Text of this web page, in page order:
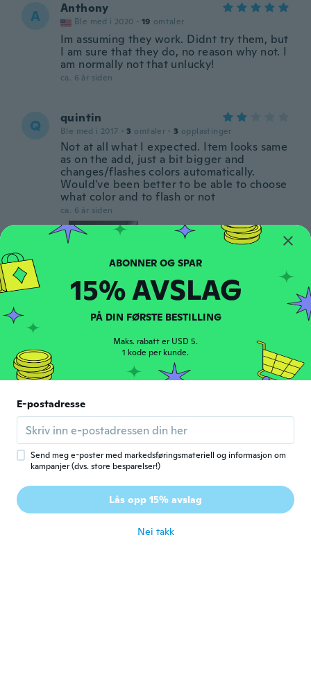
A Anthony
Ble med i 2020 · 19 omtaler
Im assuming they work. Didnt try them, but
I am sure that they do, no reason why not. I
am normally not that unlucky!
ca. 6 år siden
Q quintin
Ble med i 2017 · 3 omtaler · 3 opplastinger
Not at all what I expected. Item looks same
as on the add, just a bit bigger and
changes/flashes colors automatically.
Would've been better to be able to choose
what color and to flash or not
ca. 6 år siden
C
1 them don't work
J Jaroslav
Ble med i 2017 · 70 omtaler · 1 opplastinger
zmetek fuj
Gary
Ble med i 2018 · 57 omtaler
15% AVSLAG
PÅ DIN FØRSTE BESTILLING
Maks. rabatt er USD 5.
1 kode per kunde.
E-postadresse
Send meg e-poster med markedsføringsmateriell og informasjon om
kampanjer (dvs. store besparelser!)
Lås opp 15% avslag
Nei takk